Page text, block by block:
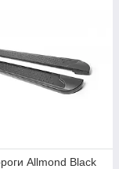
Allmond Black